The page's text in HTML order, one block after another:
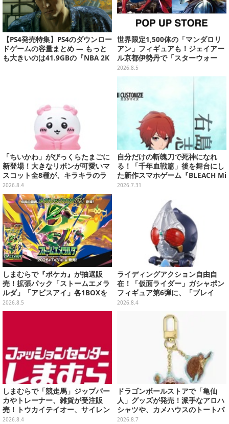
【PS4発売特集】PS4のダウンロー
ドゲームの容量まとめ ― もっと
も大きいのは41.9GBの『NBA 2K
世界限定1,500体の「マンダロリ
アン」フィギュアも！ジェイアー
ル京都伊勢丹で「スターウォー
ズ」&「マーベル」ポップアップ
ストア開催
2026.8.5
「ちいかわ」がびっくらたまごに
新登場！大きなリボンが可愛いマ
スコット全8種が、キラキラのラ
メ入り入浴剤から飛び出す
2026.8.4
自分だけの斬魄刀で死神になれ
る！「千年血戦篇」後を舞台にし
た新作スマホゲーム『BLEACH Mi
rrors High』クローズドβテスト
2026.7.31
しまむらで『ポケカ』が抽選販
売！拡張パック「ストームエメラ
ルダ」「アビスアイ」各1BOXを
ラインナップ
2026.8.5
ライディングアクション自由自
在！「仮面ライダー」ガシャポン
フィギュア第6弾に、「ブレイ
ド」「フォーゼ」など全4種
2026.8.4
しまむらで「競走馬」ジップパー
カやトレーナー、雑貨が受注販
売！トウカイテイオー、サイレン
ススズカなど名馬5頭をデザイン
2026.8.4
ドラゴンボールストアで「亀仙
人」グッズが発売！派手なアロハ
シャツや、カメハウスのトートバ
ッグなど夏らしいアイテムがズラ
2026.8.7